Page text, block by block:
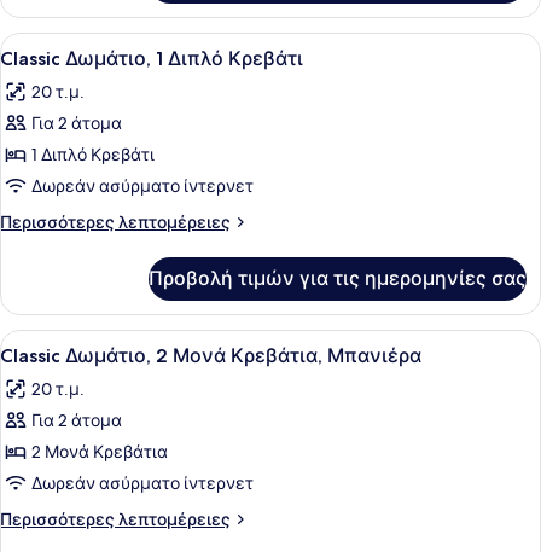
Δωμάτιο,
Διπλό
Προβολή
όλων
των
φωτογραφιών
για
Classic
Δωμάτιο,
1
Κρεβάτι
Ένα δωμάτιο ξενοδοχείου με ένα
10
Classic Δωμάτιο, 1 Διπλό Κρεβάτι
20 τ.μ.
Για 2 άτομα
1 Διπλό Κρεβάτι
Δωρεάν ασύρματο ίντερνετ
Περισσότερες λεπτομέρειες
Περισσότερες
Δωμάτιο,
Διπλό
Προβολή τιμών για τις ημερομηνίες σας
Προβολή
όλων
των
φωτογραφιών
για
Classic
Δωμάτιο,
2
Κλινοσκεπάσματα υψηλής
10
Classic Δωμάτιο, 2 Μονά Κρεβάτια, Μπανιέρα
20 τ.μ.
Για 2 άτομα
2 Μονά Κρεβάτια
Δωρεάν ασύρματο ίντερνετ
Περισσότερες λεπτομέρειες
Περισσότερες